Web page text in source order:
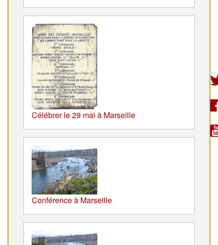
Célébrer le 29 mai à Marseille
Conférence à Marseille